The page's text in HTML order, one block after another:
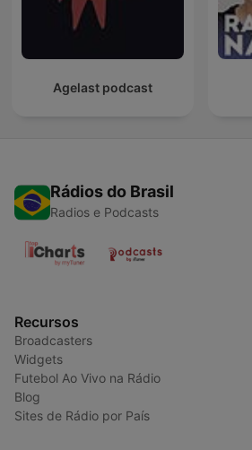
Agelast podcast
Rádios do Brasil
Radios e Podcasts
Recursos
Broadcasters
Widgets
Futebol Ao Vivo na Rádio
Blog
Sites de Rádio por País